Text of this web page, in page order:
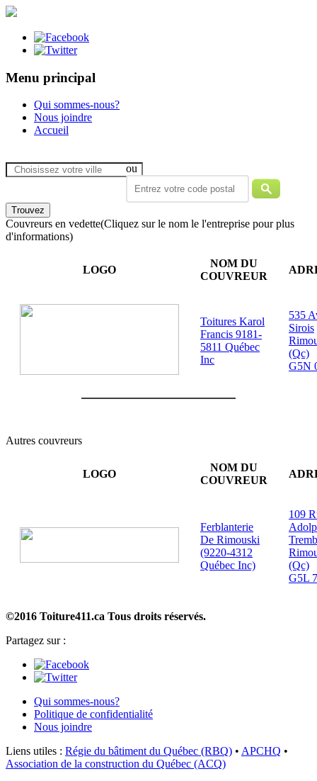
Menu principal
Qui sommes-nous?
Nous joindre
Accueil
ou
Couvreurs en vedette(Cliquez sur le nom le l'entreprise pour plus
d'informations)
LOGO
NOM DU
COUVREUR
Toitures Karol
Francis 9181-
5811 Québec
Inc
535
Sirois
(Qc)
G5N
Autres couvreurs
LOGO
NOM DU
COUVREUR
Ferblanterie
De Rimouski
(9220-4312
Québec Inc)
109
(Qc)
G5L
©2016 Toiture411.ca Tous droits réservés.
Partagez sur :
Qui sommes-nous?
Politique de confidentialité
Nous joindre
Liens utiles : Régie du bâtiment du Québec (RBQ) • APCHQ •
Association de la construction du Québec (ACQ)